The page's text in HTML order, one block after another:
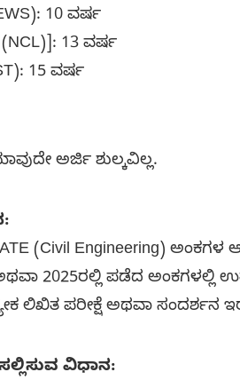
10 ವರ್ಷ
13 ವರ್ಷ
15 ವರ್ಷ
ಅರ್ಜಿ ಶುಲ್ಕವಿಲ್ಲ.
(Civil Engineering)
2025ರಲ್ಲಿ ಪಡೆದ
ಲಿಖಿತ ಪರೀಕ್ಷೆ ಅಥವಾ ಸಂದರ್ಶನ
ವಿಧಾನ: